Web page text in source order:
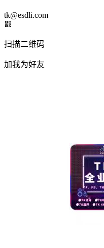
tk@esdli.com
扫描二维码
加我为好友